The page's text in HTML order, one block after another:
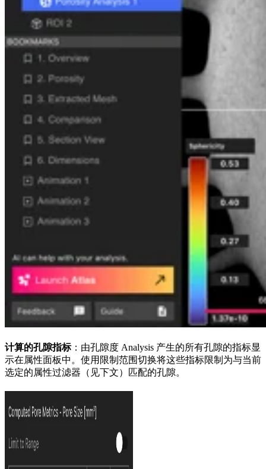
计算的孔隙指标：由孔隙度 Analysis 产生的所有孔隙的指标显
示在属性面板中。使用限制范围切换将这些指标限制为与当前
选定的属性过滤器（见下文）匹配的孔隙。